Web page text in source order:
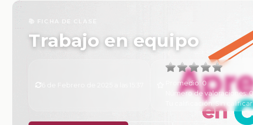
📚 FICHA DE CLASE
Trabajo en equipo
Promedio: 0
Número de valoraciones:0
Tu calificación:Sin calificar